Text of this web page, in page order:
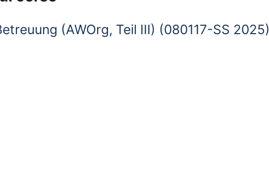
(AWOrg, Teil III) (080117-SS 2025)